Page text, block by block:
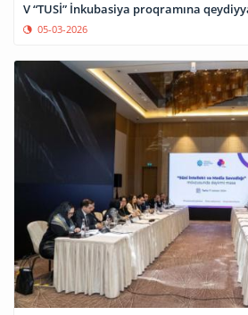
V “TUSİ” İnkubasiya proqramına
05-03-2026